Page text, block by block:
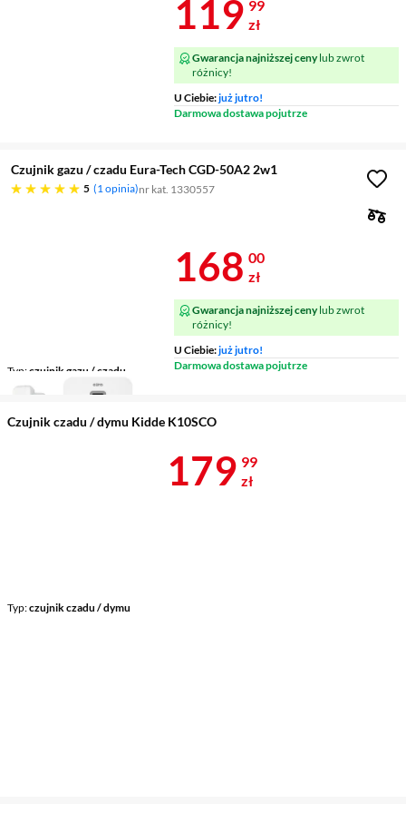
Cena 119,99
119 99
zł
Gwarancja najniższej cenylub zwrot
różnicy!
U Ciebie:już jutro!
Darmowa dostawa pojutrze
Czujnik gazu / czadu Eura-Tech CGD-50A2 2w1
5
pięć gwiazdek 1 opinia nr kat. 1330557
Typ czujnik gazu / czadu
Cena 168 zł
168 00
zł
Gwarancja najniższej cenylub zwrot
różnicy!
U Ciebie:już jutro!
Darmowa dostawa pojutrze
Czujnik czadu / dymu Kidde K10SCO
Typ czujnik czadu / dymu
Cena 179,99
179 99
zł